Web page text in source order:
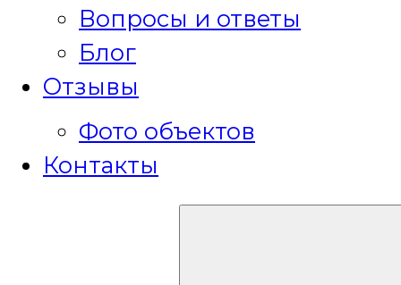
Вопросы и ответы
Блог
Отзывы
Фото объектов
Контакты